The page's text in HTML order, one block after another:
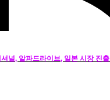
널, 알파드라이브, 일본 시장 진